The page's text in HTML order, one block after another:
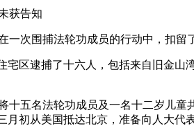
获告知
次围捕法轮功成员的行动中，扣
区逮捕了十六人，包括来自旧金
五名法轮功成员及一名十二岁儿
初从美国抵达北京，准备向人大代